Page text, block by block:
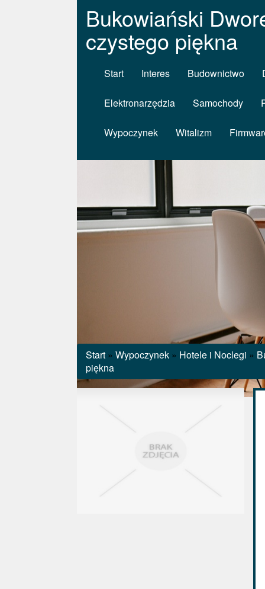
Bukowiański
czystego piękna
Start Interes Budownictwo
Elektronarzędzia Samochody
Wypoczynek Witalizm
Start » Wypoczynek » Hotele i Noclegi »
piękna